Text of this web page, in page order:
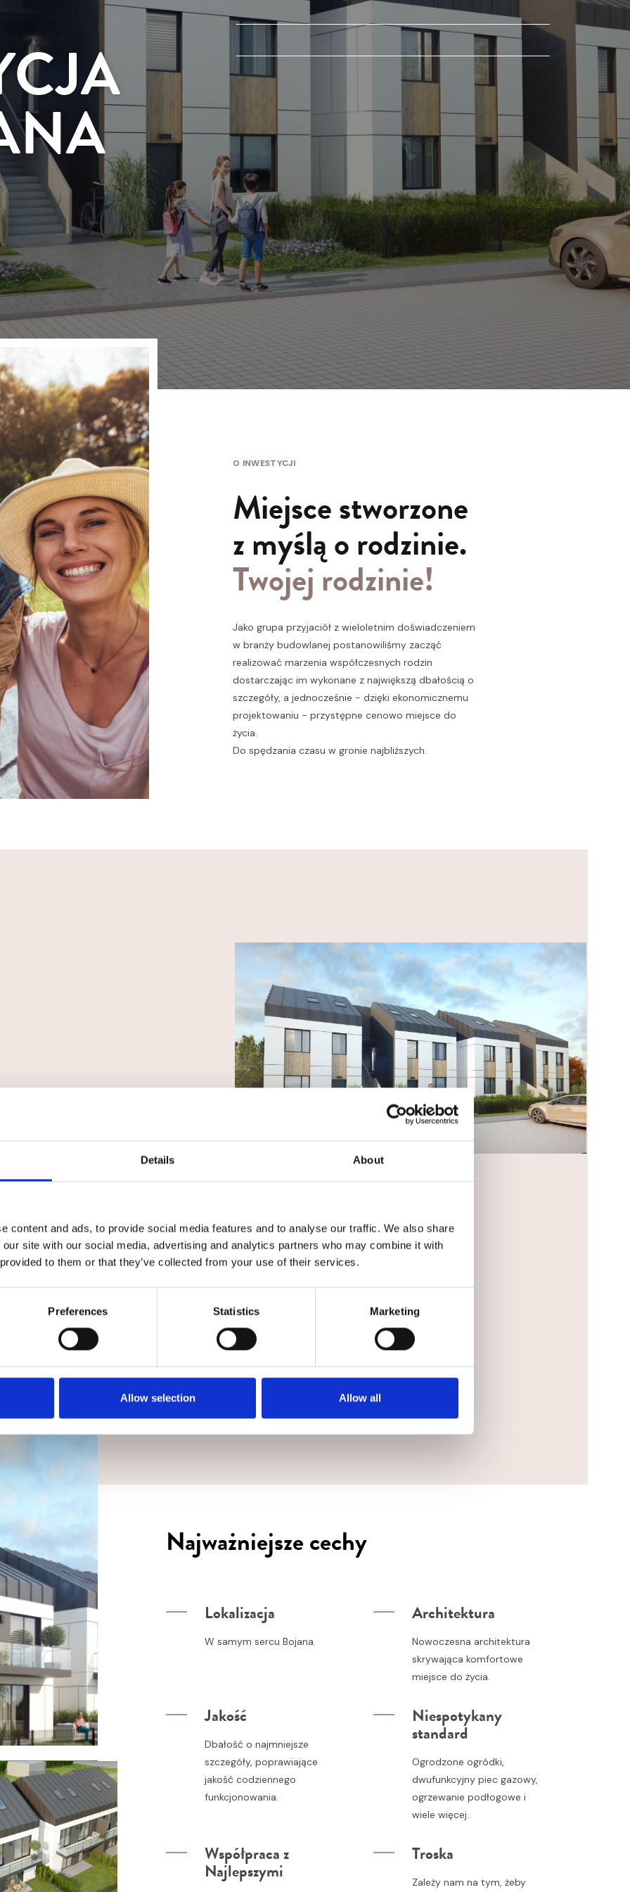
Details About
content and ads, to provide social media features and to analyse our traffic. We also share
site with our social media, advertising and analytics partners who may combine it with
to them or that they’ve collected from your use of their services.
Preferences Statistics Marketing
Allow selection Allow all
O INWESTYCJI
Miejsce stworzone
z myślą o rodzinie.
Twojej rodzinie!
Jako grupa przyjaciół z wieloletnim doświadczeniem
w branży budowlanej postanowiliśmy zacząć
realizować marzenia współczesnych rodzin
dostarczając im wykonane z największą dbałością o
szczegóły, a jednocześnie - dzięki ekonomicznemu
projektowaniu - przystępne cenowo miejsce do
życia.
Do spędzania czasu w gronie najbliższych.
którzy mają
przy
w stanie
i komfortowe
etapie
potrzeb!
Najważniejsze cechy
Lokalizacja
W samym sercu Bojana.
Architektura
Nowoczesna architektura
skrywająca komfortowe
miejsce do życia.
Jakość
Dbałość o najmniejsze
szczegóły, poprawiające
jakość codziennego
funkcjonowania.
Niespotykany
standard
Ogrodzone ogródki,
dwufunkcyjny piec gazowy,
ogrzewanie podłogowe i
wiele więcej.
Współpraca z
Najlepszymi
Troska
Zależy nam na tym, żeby
Zapytaj o mieszkanie